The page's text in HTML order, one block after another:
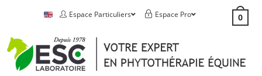
Espace Particuliers Espace Pro 0